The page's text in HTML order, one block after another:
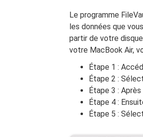
Le programme
les données que
partir de votre
votre MacBook Air,
Étape 1 :
Étape 2 :
Étape 3 :
Étape 4 :
Étape 5 :